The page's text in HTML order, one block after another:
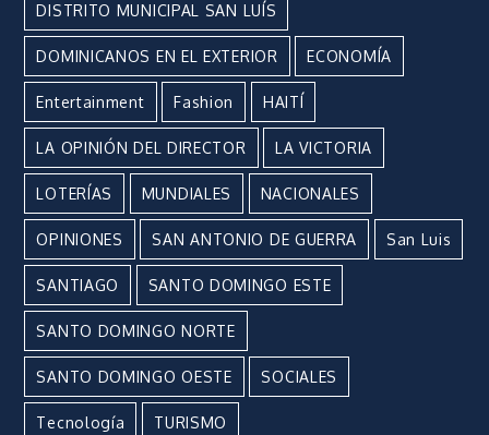
DISTRITO MUNICIPAL SAN LUÍS
DOMINICANOS EN EL EXTERIOR ECONOMÍA
Entertainment Fashion HAITÍ
LA OPINIÓN DEL DIRECTOR LA VICTORIA
LOTERÍAS MUNDIALES NACIONALES
OPINIONES SAN ANTONIO DE GUERRA San Luis
SANTIAGO SANTO DOMINGO ESTE
SANTO DOMINGO NORTE
SANTO DOMINGO OESTE SOCIALES
Tecnología TURISMO